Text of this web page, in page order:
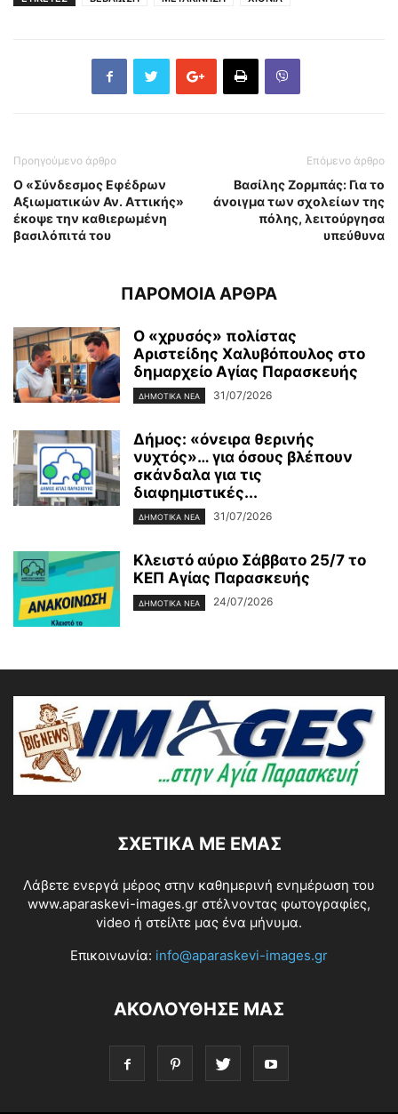
Προηγούμενο άρθρο
Ο «Σύνδεσμος Εφέδρων
Αξιωματικών Αν. Αττικής»
έκοψε την καθιερωμένη
βασιλόπιτά του
Επόμενο άρθρο
Βασίλης Ζορμπάς: Για το
άνοιγμα των σχολείων της
πόλης, λειτούργησα
υπεύθυνα
ΠΑΡΟΜΟΙΑ ΑΡΘΡΑ
Ο «χρυσός» πολίστας
Αριστείδης Χαλυβόπουλος στο
δημαρχείο Αγίας Παρασκευής
ΔΗΜΟΤΙΚΑ ΝΕΑ 31/07/2026
Δήμος: «όνειρα θερινής
νυχτός»… για όσους βλέπουν
σκάνδαλα για τις
διαφημιστικές...
ΔΗΜΟΤΙΚΑ ΝΕΑ 31/07/2026
Κλειστό αύριο Σάββατο 25/7 το
ΚΕΠ Αγίας Παρασκευής
ΔΗΜΟΤΙΚΑ ΝΕΑ 24/07/2026
ΣΧΕΤΙΚΆ ΜΕ ΕΜΆΣ
Λάβετε ενεργά μέρος στην καθημερινή ενημέρωση του
www.aparaskevi-images.gr στέλνοντας φωτογραφίες,
video ή στείλτε μας ένα μήνυμα.
Επικοινωνία: info@aparaskevi-images.gr
ΑΚΟΛΟΥΘΗΣΕ ΜΑΣ